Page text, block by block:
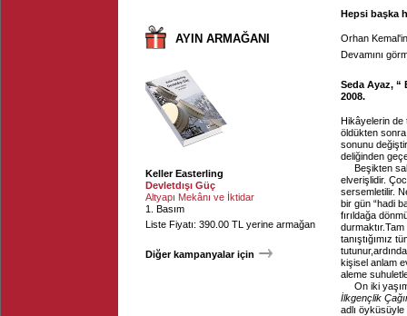
AYIN ARMAĞANI
Keller Easterling
Devletdışı Güç
Altyapı Mekânı ve İktidar
1. Basım
Liste Fiyatı: 390.00 TL yerine armağan
Diğer kampanyalar için
Hepsi başka
Orhan
Devamını
Seda Ayaz, “
2008.
Hikâyelerin de
öldükten
sonunu
deliğinden
Beşikten
elverişlidir.
sersemletilir.
bir gün “hadi
fırıldağa
tanıştığımız
kişisel anlam
aleme
On iki
İlkgençlik
adlı öyküsüyle